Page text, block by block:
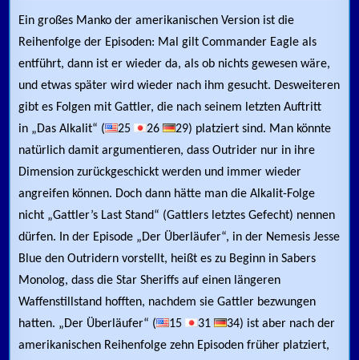
Ein großes Manko der amerikanischen Version ist die
Reihenfolge der Episoden: Mal gilt Commander Eagle als
entführt, dann ist er wieder da, als ob nichts gewesen wäre,
und etwas später wird wieder nach ihm gesucht. Desweiteren
gibt es Folgen mit Gattler, die nach seinem letzten Auftritt
in „Das Alkalit“ (
25 26
29) platziert sind. Man könnte
natürlich damit argumentieren, dass Outrider nur in ihre
Dimension zurückgeschickt werden und immer wieder
angreifen können. Doch dann hätte man die Alkalit-Folge
nicht „Gattler’s Last Stand“ (Gattlers letztes Gefecht) nennen
dürfen. In der Episode „Der Überläufer“, in der Nemesis Jesse
Blue den Outridern vorstellt, heißt es zu Beginn in Sabers
Monolog, dass die Star Sheriffs auf einen längeren
Waffenstillstand hofften, nachdem sie Gattler bezwungen
hatten. „Der Überläufer“ (
15 31
34) ist aber nach der
amerikanischen Reihenfolge zehn Episoden früher platziert,